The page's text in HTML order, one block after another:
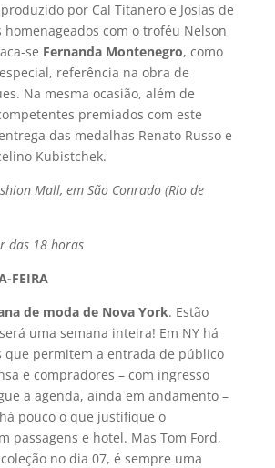
por Cal Titanero e Josias de
homenageados com o troféu Nelson
se Fernanda Montenegro, como
referência na obra de
Na mesma ocasião, além de
premiados com este
das medalhas Renato Russo e
Kubistchek.
Mall, em São Conrado (Rio de
das 18 horas
FEIRA
de moda de Nova York. Estão
uma semana inteira! Em NY há
que permitem a entrada de público
e compradores – com ingresso
a agenda, ainda em andamento –
pouco o que justifique o
passagens e hotel. Mas Tom Ford,
no dia 07, é sempre uma